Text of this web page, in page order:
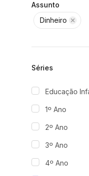
Assunto
Dinheiro
Séries
Educação
1º Ano
2º Ano
3º Ano
4º Ano